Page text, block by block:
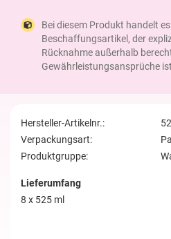
Bei diesem Produkt handelt
Beschaffungsartikel, der
Rücknahme außerhalb
Gewährleistungsansprüche
Hersteller-Artikelnr.:
Verpackungsart:
Produktgruppe:
Lieferumfang
8 x 525 ml